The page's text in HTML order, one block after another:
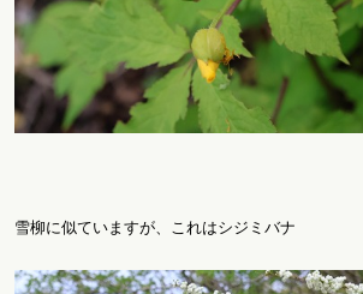
雪柳に似ていますが、これはシジミバナ